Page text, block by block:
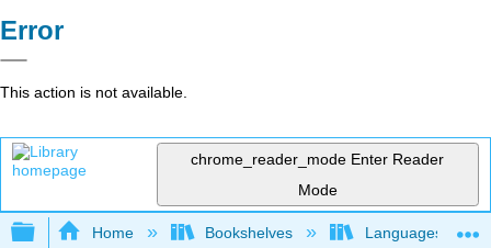
Error
This action is not available.
chrome_reader_mode Enter Reader
Mode
Expand/collapse global hierarchy
Home Bookshelves Languages